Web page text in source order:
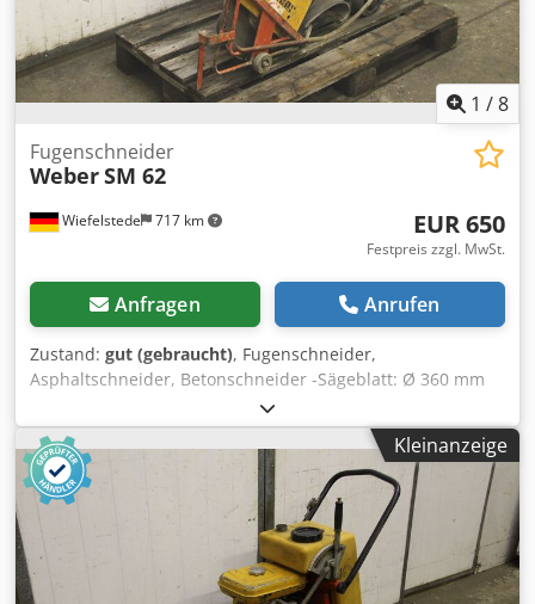
1 /8
Wiefelstede 717 km
Fugenschneider
WeberSM 62
EUR 650
Festpreis zzgl. MwSt.
Anfragen Anrufen
Zustand: gut (gebraucht), Fugenschneider,
Asphaltschneider, Betonschneider -Sägeblatt: Ø 360 mm
Dkodpjdp Dvtjfx Adqor -Schnitttiefe: 120 mm -Motor: Robin
EH25D 8 PS -Abmessungen: 1200/500/H950 mm -Gewicht:
100 kg
Kleinanzeige